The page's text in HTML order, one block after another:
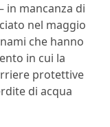
in mancanza di
nel maggio
che hanno
in cui la
protettive
di acqua